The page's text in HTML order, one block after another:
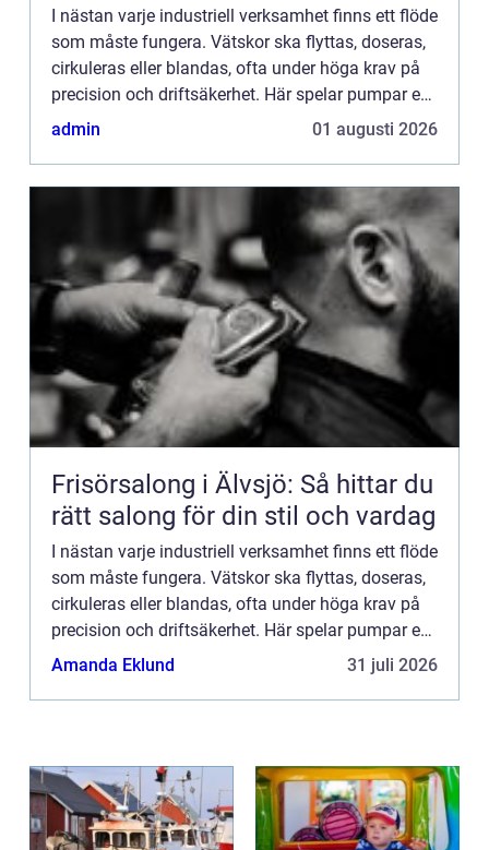
I nästan varje industriell verksamhet finns ett flöde
som måste fungera. Vätskor ska flyttas, doseras,
cirkuleras eller blandas, ofta under höga krav på
precision och driftsäkerhet. Här spelar pumpar en
avg&o...
admin 01 augusti 2026
Frisörsalong i Älvsjö: Så hittar du
rätt salong för din stil och vardag
I nästan varje industriell verksamhet finns ett flöde
som måste fungera. Vätskor ska flyttas, doseras,
cirkuleras eller blandas, ofta under höga krav på
precision och driftsäkerhet. Här spelar pumpar en
avg&o...
Amanda Eklund 31 juli 2026